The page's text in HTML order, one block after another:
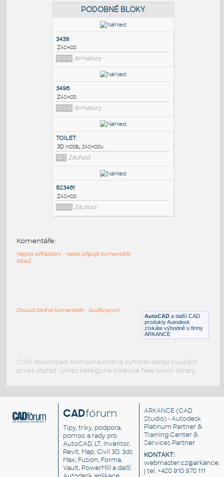
Záchod
DWG
3496:
Záchod
DWG Armatury
Záchod
AutoCAD a další CAD
produkty Autodesk
získáte výhodně u firmy
ARKANCE
Komentáře:
Nejste přihlášeni - nelze připojit komentáře
bloků
Dosud žádné komentáře - buďte první
CAD download: knihovna rodina symbol detail součást
prvek stafáž výkres kategorie kolekce free block library
CADfórum
Tipy, triky, podpora,
pomoc a rady pro
AutoCAD, LT, Inventor,
Revit, Map, Civil 3D, 3ds
Max, Fusion, Forma,
Vault, PowerMill a další
ARKANCE (CAD
Studio) - Autodesk
Platinum Partner &
Training Center &
Services Partner
KONTAKT:
| tel. +420 910 970 111